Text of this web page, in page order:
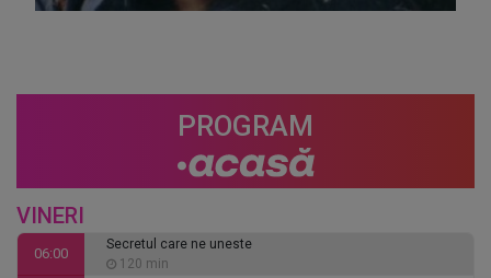
PROGRAM
VINERI
06:00
Secretul care ne uneste
120 min